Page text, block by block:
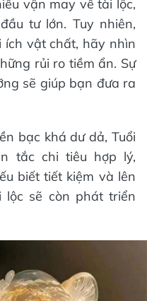
vận may về tài lộc,
tư lớn. Tuy nhiên,
vật chất, hãy nhìn
rủi ro tiềm ẩn. Sự
sẽ giúp bạn đưa ra
bạc khá dư dả, Tuổi
tắc chi tiêu hợp lý,
biết tiết kiệm và lên
sẽ còn phát triển